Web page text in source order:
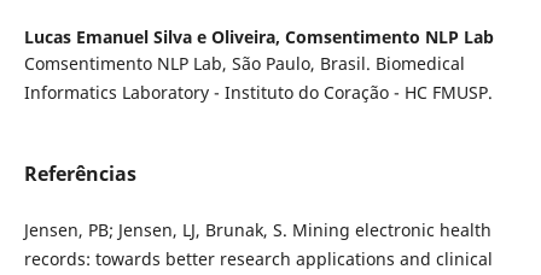
Lucas Emanuel Silva e Oliveira, Comsentimento NLP Lab
Comsentimento NLP Lab, São Paulo, Brasil. Biomedical
Informatics Laboratory - Instituto do Coração - HC FMUSP.
Referências
Jensen, PB; Jensen, LJ, Brunak, S. Mining electronic health
records: towards better research applications and clinical